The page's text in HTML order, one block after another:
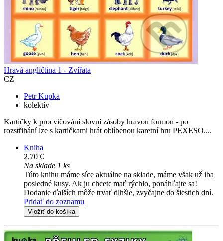
Hravá angličtina 1 - Zvířata
CZ
Petr Kupka
kolektív
Kartičky k procvičování slovní zásoby hravou formou - po
rozstřihání lze s kartičkami hrát oblíbenou karetní hru PEXESO....
Kniha
2,70 €
Na sklade 1 ks
Túto knihu máme síce aktuálne na sklade, máme však už iba
posledné kusy. Ak ju chcete mať rýchlo, ponáhľajte sa!
Dodanie ďalších môže trvať dlhšie, zvyčajne do šiestich dní.
Pridať do zoznamu
Vložiť do košíka